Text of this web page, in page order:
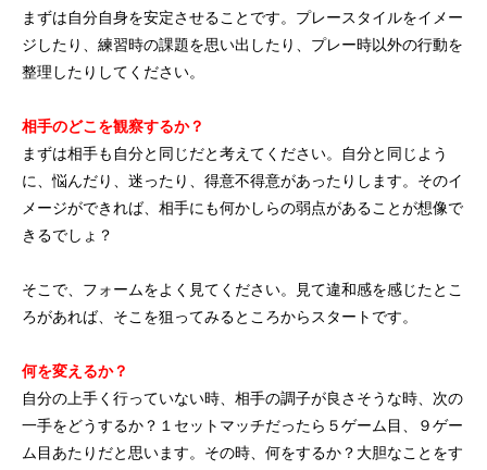
まずは自分自身を安定させることです。プレースタイルをイメー
ジしたり、練習時の課題を思い出したり、プレー時以外の行動を
整理したりしてください。
相手のどこを観察するか？
まずは相手も自分と同じだと考えてください。自分と同じよう
に、悩んだり、迷ったり、得意不得意があったりします。そのイ
メージができれば、相手にも何かしらの弱点があることが想像で
きるでしょ？
そこで、フォームをよく見てください。見て違和感を感じたとこ
ろがあれば、そこを狙ってみるところからスタートです。
何を変えるか？
自分の上手く行っていない時、相手の調子が良さそうな時、次の
一手をどうするか？１セットマッチだったら５ゲーム目、９ゲー
ム目あたりだと思います。その時、何をするか？大胆なことをす